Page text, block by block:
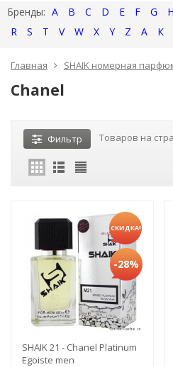
A B C D E F G H
R
S T V W X Y Z А К
Главная SHAIK номерная
Chanel
Фильтр Товаров на
СКИДКА!
-28%
SHAIK 21 - Chanel Platinum
Egoiste men